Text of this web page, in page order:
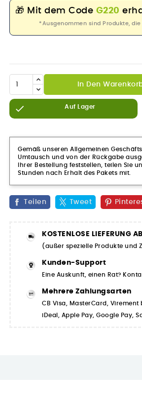
🎁 Mit dem Code G220
*Ausgenommen sind Produkte,
In Den
 Auf Lager
Gemäß unseren Allgemeinen
Umtausch und von der Rückgabe
Ihrer Bestellung feststellen, teilen Sie
Stunden nach Erhalt des Pakets mit.
Teilen Tweet
KOSTENLOSE LIEFERUNG
(außer spezielle Produkte und
Kunden-Support
Eine Auskunft, einen Rat?
Mehrere Zahlungsarten
CB Visa, MasterCard,
iDeal, Apple Pay, Google Pay,